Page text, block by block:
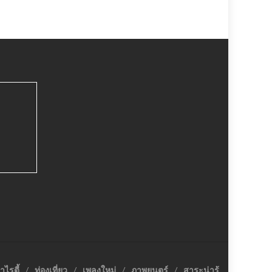
ไรตี้ ท่องเที่ยว เพลงใหม่ ภาพยนตร์ สาระน่ารู้